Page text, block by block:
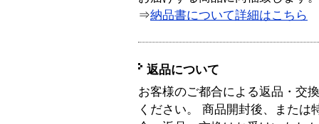
⇒納品書について詳細はこちら
返品について
お客様のご都合による返品・交
ください。 商品開封後、または